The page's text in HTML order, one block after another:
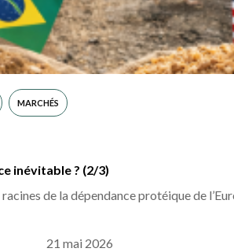
MARCHÉS
inévitable ? (2/3)
de la dépendance protéique de
21 mai 2026